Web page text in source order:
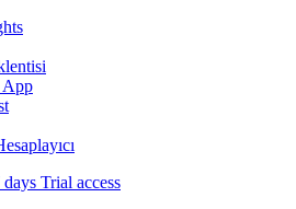
App
days Trial access